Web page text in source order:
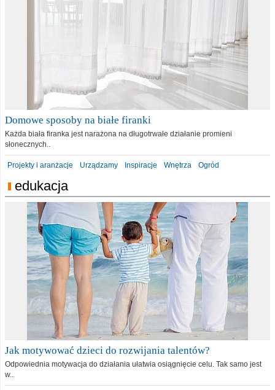
Domowe sposoby na białe firanki
Każda biała firanka jest narażona na długotrwałe działanie promieni
słonecznych..
Projekty i aranżacje Urządzamy Inspiracje Wnętrza Ogród
edukacja
Jak motywować dzieci do rozwijania talentów?
Odpowiednia motywacja do działania ułatwia osiągnięcie celu. Tak samo jest
w..